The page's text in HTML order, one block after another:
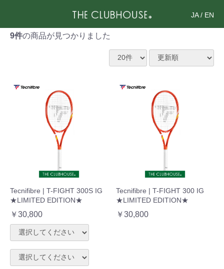
JA/ EN
9件の商品が見つかりました
Tecnifibre | T-FIGHT 300S IG
★LIMITED EDITION★
￥30,800
Tecnifibre | T-FIGHT 300 IG
★LIMITED EDITION★
￥30,800